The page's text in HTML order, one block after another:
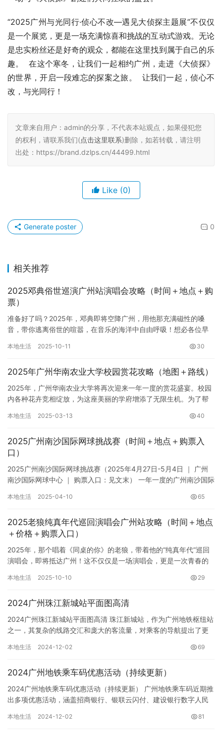
“2025广州与光同行·侦心不改—遇见大侦探主题展”不仅仅
是一个展览，更是一场充满惊喜和挑战的互动式游戏。无论
是忠实粉丝还是好奇的观众，都能在这里找到属于自己的乐
趣。  在这个寒冬，让我们一起相约广州，走进《大侦探》
的世界，开启一段难忘的探案之旅。  让我们一起，侦心不
改，与光同行！
文章来自用户：admin的分享，不代表本站观点，如果侵犯您
的权利，请联系我们(点击这里联系)删除，如若转载，请注明
出处：https://brand.dzlps.cn/44499.html
Like (0)
0
Generate poster
相关推荐
2025邓典俗世巡演广州站演唱会攻略（时间＋地点＋购
票）
准备好了吗？2025年，邓典即将空降广州，用他那充满磁性的嗓
音，带你逃离俗世的喧嚣，在音乐的海洋中自由呼吸！想必各位早
臂之…
本地生活 2025-10-11 30
2025年广州华南农业大学校园赏花攻略（地图＋路线）
2025年，广州华南农业大学将再次迎来一年一度的赏花盛宴。校园
内各种花卉竞相绽放，为这座美丽的学府增添了无限生机。为了帮
包…
本地生活 2025-03-13 40
2025广州南沙国际网球挑战赛（时间＋地点＋购票入
口）
2025广州南沙国际网球挑战赛（2025年4月27日-5月4日 ｜ 广州
南沙国际网球中心 ｜ 购票入口：见文末） 一年一度的广州南沙国际
本地生活 2025-04-10 65
2025老狼纯真年代巡回演唱会广州站攻略（时间＋地点
＋价格＋购票入口）
2025年，那个唱着《同桌的你》的老狼，带着他的“纯真年代”巡回
演唱会，即将抵达广州！这不仅仅是一场演唱会，更是一次青春的
本地生活 2025-10-10 29
2024广州珠江新城站平面图高清
2024广州珠江新城站平面图高清 珠江新城站，作为广州地铁枢纽站
之一，其复杂的线路交汇和庞大的客流量，对乘客的导航提出了更
本地生活 2024-12-02 69
2024广州地铁乘车码优惠活动（持续更新）
2024广州地铁乘车码优惠活动（持续更新） 广州地铁乘车码近期推
出多项优惠活动，涵盖招商银行、银联云闪付、建设银行数字人民
本地生活 2024-12-02 81